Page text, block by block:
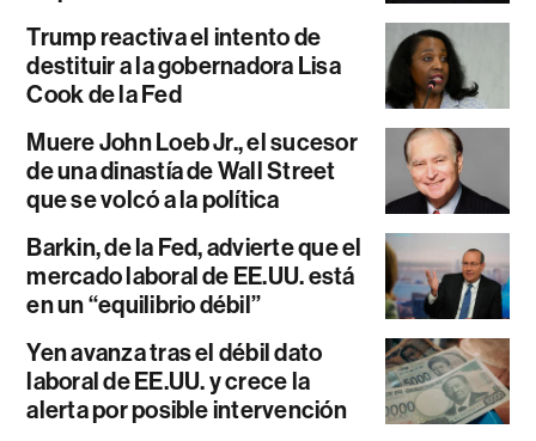
Trump reactiva el intento de
destituir a la gobernadora Lisa
Cook de la Fed
Muere John Loeb Jr., el sucesor
de una dinastía de Wall Street
que se volcó a la política
Barkin, de la Fed, advierte que el
mercado laboral de EE.UU. está
en un “equilibrio débil”
Yen avanza tras el débil dato
laboral de EE.UU. y crece la
alerta por posible intervención